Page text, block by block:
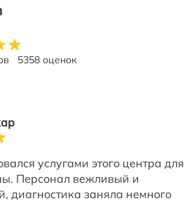
5358 оценок
услугами этого центра для
Персонал вежливый и
диагностика заняла немного